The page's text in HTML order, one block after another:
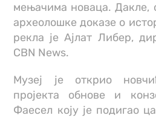
мењачима новаца. Дакле,
археолошке доказе о
рекла је Ајлат Либер,
CBN News.
Музеј је открио
пројекта обнове и
Фаесел коју је подигао